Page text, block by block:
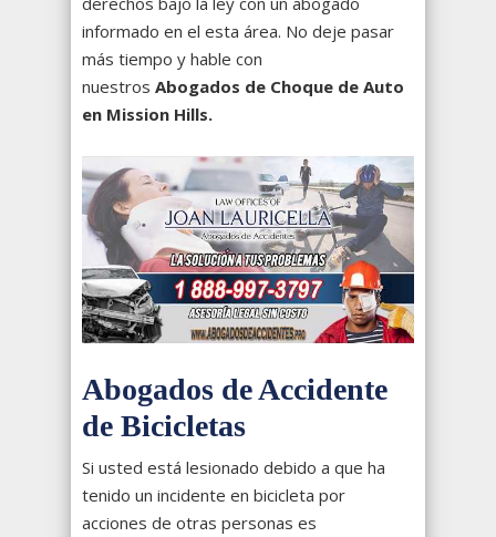
informado en el esta área. No deje pasar
más tiempo y hable con
nuestros Abogados de Choque de Auto
en Mission Hills.
Abogados de Accidente
de Bicicletas
Si usted está lesionado debido a que ha
tenido un incidente en bicicleta por
acciones de otras personas es